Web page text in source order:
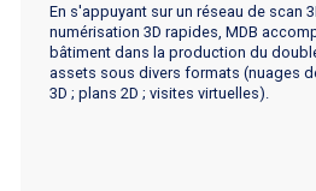
En s'appuyant sur un réseau de scan
numérisation 3D rapides, MDB
bâtiment dans la production du
assets sous divers formats (nuages
3D ; plans 2D ; visites virtuelles).